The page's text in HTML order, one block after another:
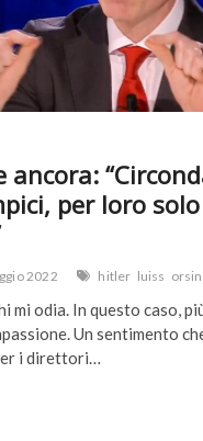
ancora:
per loro solo
2022 hitler luiss
mi odia. In questo caso,
Un sentimento
i direttori…